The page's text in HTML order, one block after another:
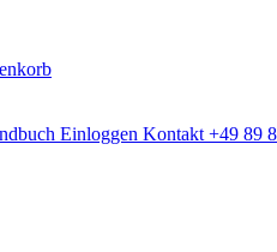
Einloggen Kontakt +49 89